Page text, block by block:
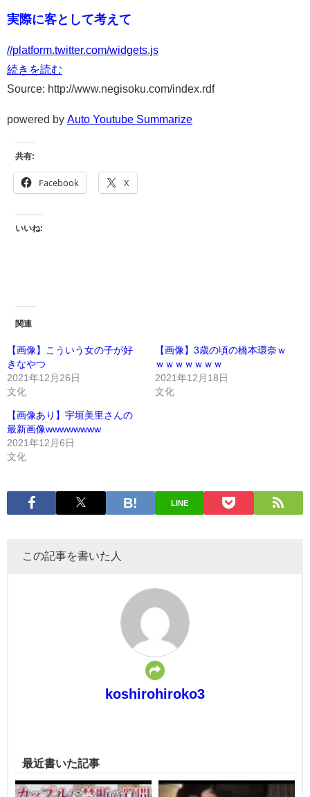
実際に客として考えて
//platform.twitter.com/widgets.js
続きを読む
Source: http://www.negisoku.com/index.rdf
powered by Auto Youtube Summarize
共有:
Facebook X
いいね:
関連
【画像】こういう女の子が好
きなやつ
2021年12月26日
文化
【画像】3歳の頃の橋本環奈ｗ
ｗｗｗｗｗｗｗ
2021年12月18日
文化
【画像あり】宇垣美里さんの
最新画像wwwwwwww
2021年12月6日
文化
LINE
この記事を書いた人
koshirohiroko3
最近書いた記事